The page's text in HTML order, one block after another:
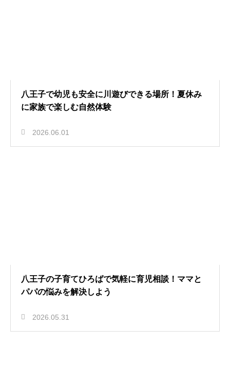
八王子で幼児も安全に川遊びできる場所！夏休み
に家族で楽しむ自然体験
2026.06.01
八王子の子育てひろばで気軽に育児相談！ママと
パパの悩みを解決しよう
2026.05.31